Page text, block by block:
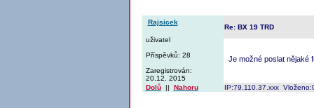
Rajsicek
uživatel
Příspěvků: 28
Zaregistrován:
20.12. 2015
Re: BX 19 TRD
Je možné poslat nějaké
Dolů|| Nahoru IP:79.110.37.xxx